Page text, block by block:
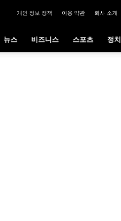
개인 정보 정책 이용 약관 회사 소개
뉴스 비즈니스 스포츠 정치